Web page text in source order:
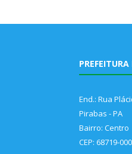
End.: Rua
Pirabas - PA
Bairro: Centro
CEP: 68719-000